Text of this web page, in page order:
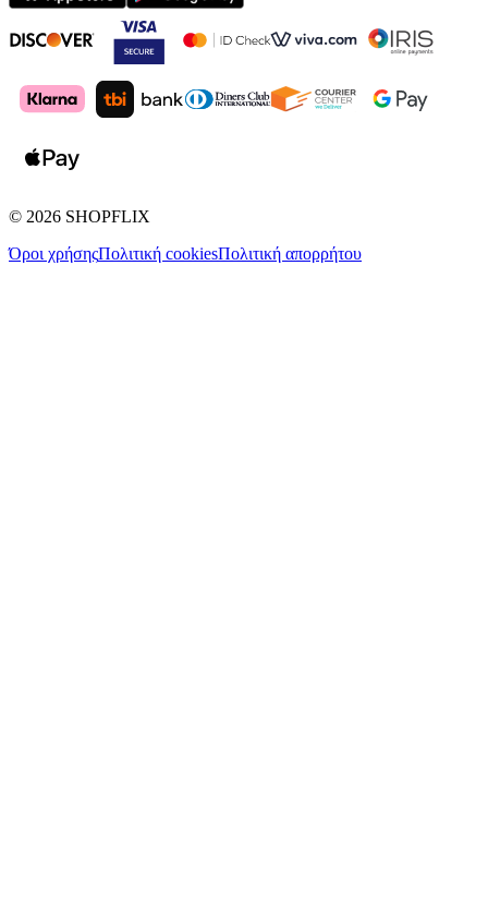
© 2026 SHOPFLIX
Όροι χρήσηςΠολιτική cookiesΠολιτική απορρήτου